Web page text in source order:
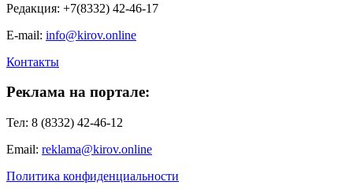
Редакция: +7(8332) 42-46-17
E-mail: info@kirov.online
Контакты
Реклама на портале:
Тел: 8 (8332) 42-46-12
Email: reklama@kirov.online
Политика конфиденциальности